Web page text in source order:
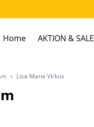
Home AKTION & SALE
Lisa-Marie Virkus